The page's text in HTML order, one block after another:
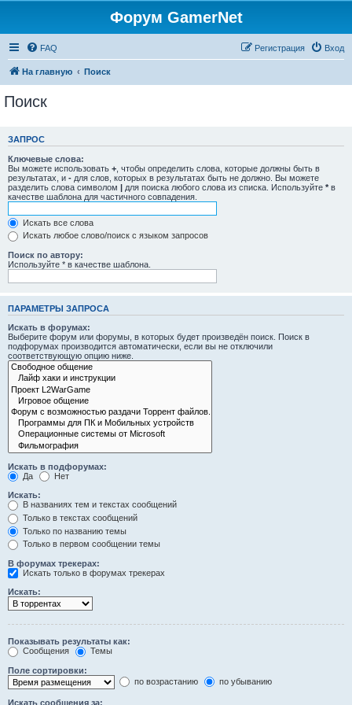
Форум GamerNet
FAQ Вход
Регистрация
На главную Поиск
Поиск
ЗАПРОС
Ключевые слова:
Вы можете использовать + , чтобы определить слова, которые должны быть в
результатах, и - для слов, которых в результатах быть не должно. Вы можете
разделить слова символом | для поиска любого слова из списка. Используйте * в
качестве шаблона для частичного совпадения.
Искать все слова
Искать любое слово/поиск с языком запросов
Поиск по автору:
Используйте * в качестве шаблона.
ПАРАМЕТРЫ ЗАПРОСА
Искать в форумах:
Выберите форум или форумы, в которых будет произведён поиск. Поиск в
подфорумах производится автоматически, если вы не отключили
соответствующую опцию ниже.
Искать в подфорумах:
Да
Нет
Искать:
В названиях тем и текстах сообщений
Только в текстах сообщений
Только по названию темы
Только в первом сообщении темы
В форумах трекерах:
Искать только в форумах трекерах
Искать:
Показывать результаты как:
Сообщения
Темы
Поле сортировки:
по возрастанию
по убыванию
Искать сообщения за: